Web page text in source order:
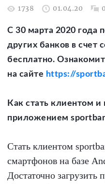
1738 01.04.20 0
С 30 марта 2020 года
других банков в счет
бесплатно.
на сайте https://
Как стать клиентом и
приложением
Стать клиентом
смартфонов на базе
Достаточно загрузить